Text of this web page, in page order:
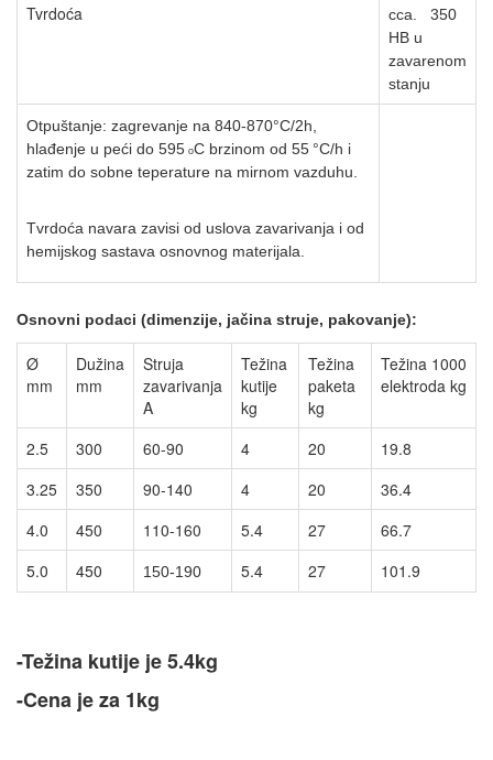
Tvrdoća
cca. 350
HB u
zavarenom
stanju
Otpuštanje: zagrevanje na 840-870°C/2h,
hlađenje u peći do 595 oC brzinom od 55 °C/h i
zatim do sobne teperature na mirnom vazduhu.
Tvrdoća navara zavisi od uslova zavarivanja i od
hemijskog sastava osnovnog materijala.
Osnovni podaci (dimenzije, jačina struje, pakovanje):
Ø
mm
Dužina
mm
Struja
zavarivanja
A
Težina
kutije
kg
Težina
paketa
kg
Težina 1000
elektroda kg
2.5 300 60-90 4 20
19.8
3.25
350 90-140 4 20
36.4
4.0
450 110-160 5.4 27
66.7
5.0
450 150-190 5.4 27 101.9
-Težina kutije je 5.4kg
-Cena je za 1kg